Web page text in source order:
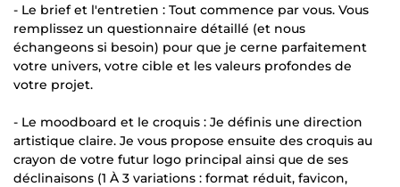
- Le brief et l'entretien : Tout commence par vous. Vous
remplissez un questionnaire détaillé (et nous
échangeons si besoin) pour que je cerne parfaitement
votre univers, votre cible et les valeurs profondes de
votre projet.
- Le moodboard et le croquis : Je définis une direction
artistique claire. Je vous propose ensuite des croquis au
crayon de votre futur logo principal ainsi que de ses
déclinaisons (1 À 3 variations : format réduit, favicon,